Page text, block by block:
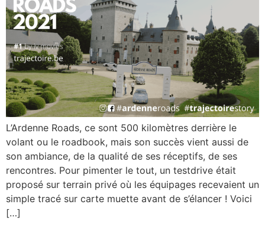
L’Ardenne Roads, ce sont 500 kilomètres derrière le
volant ou le roadbook, mais son succès vient aussi de
son ambiance, de la qualité de ses réceptifs, de ses
rencontres. Pour pimenter le tout, un testdrive était
proposé sur terrain privé où les équipages recevaient un
simple tracé sur carte muette avant de s’élancer ! Voici
[…]